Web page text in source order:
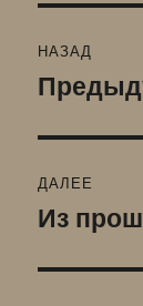
по
НАЗАД
ДАЛЕЕ
Следующая
Из